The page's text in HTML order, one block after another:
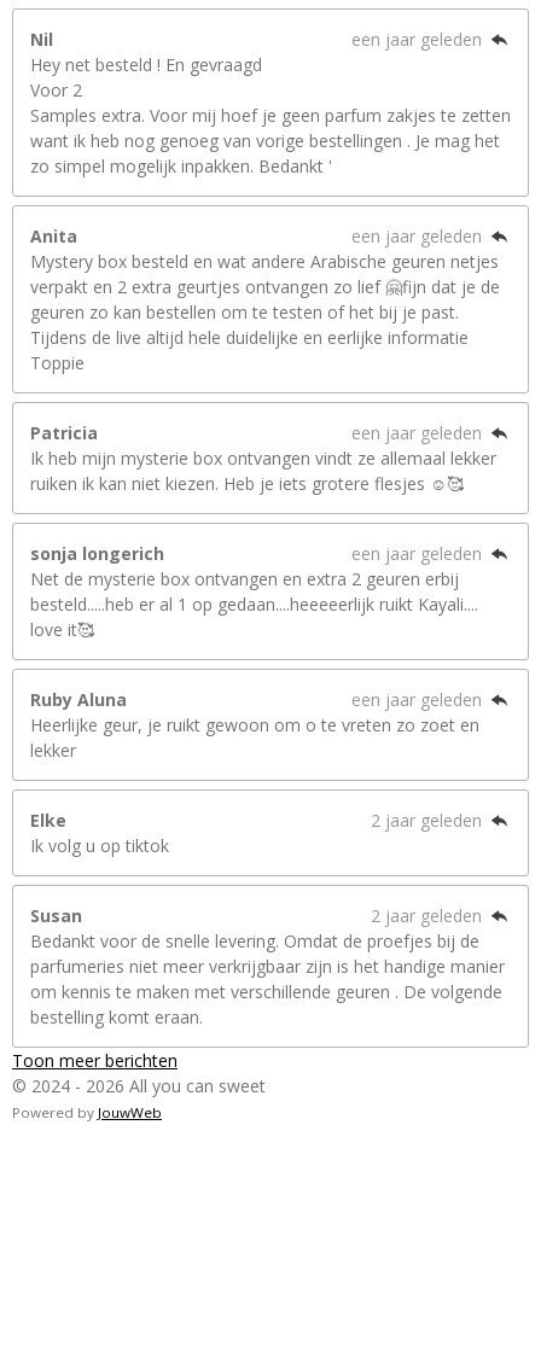
Nil
een jaar geleden
Hey net besteld ! En gevraagd
Voor 2
Samples extra. Voor mij hoef je geen parfum zakjes te zetten
want ik heb nog genoeg van vorige bestellingen . Je mag het
zo simpel mogelijk inpakken. Bedankt '
Anita
een jaar geleden
Mystery box besteld en wat andere Arabische geuren netjes
verpakt en 2 extra geurtjes ontvangen zo lief 🤗fijn dat je de
geuren zo kan bestellen om te testen of het bij je past.
Tijdens de live altijd hele duidelijke en eerlijke informatie
Toppie
Patricia
een jaar geleden
Ik heb mijn mysterie box ontvangen vindt ze allemaal lekker
ruiken ik kan niet kiezen. Heb je iets grotere flesjes ☺️🥰
sonja longerich
een jaar geleden
Net de mysterie box ontvangen en extra 2 geuren erbij
besteld.....heb er al 1 op gedaan....heeeeerlijk ruikt Kayali....
love it🥰
Ruby Aluna
een jaar geleden
Heerlijke geur, je ruikt gewoon om o te vreten zo zoet en
lekker
Elke
2 jaar geleden
Ik volg u op tiktok
Susan
2 jaar geleden
Bedankt voor de snelle levering. Omdat de proefjes bij de
parfumeries niet meer verkrijgbaar zijn is het handige manier
om kennis te maken met verschillende geuren . De volgende
bestelling komt eraan.
Toon meer berichten
© 2024 - 2026 All you can sweet
Powered by JouwWeb